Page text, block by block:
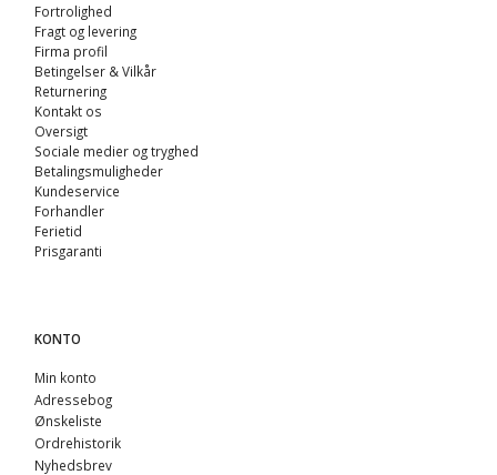
Fortrolighed
Fragt og levering
Firma profil
Betingelser & Vilkår
Returnering
Kontakt os
Oversigt
Sociale medier og tryghed
Betalingsmuligheder
Kundeservice
Forhandler
Ferietid
Prisgaranti
KONTO
Min konto
Adressebog
Ønskeliste
Ordrehistorik
Nyhedsbrev